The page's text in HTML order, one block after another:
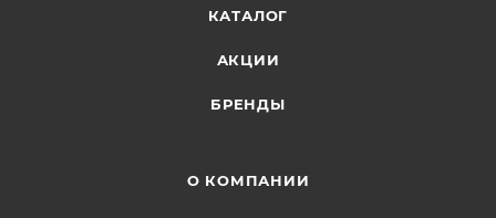
КАТАЛОГ
АКЦИИ
БРЕНДЫ
О КОМПАНИИ